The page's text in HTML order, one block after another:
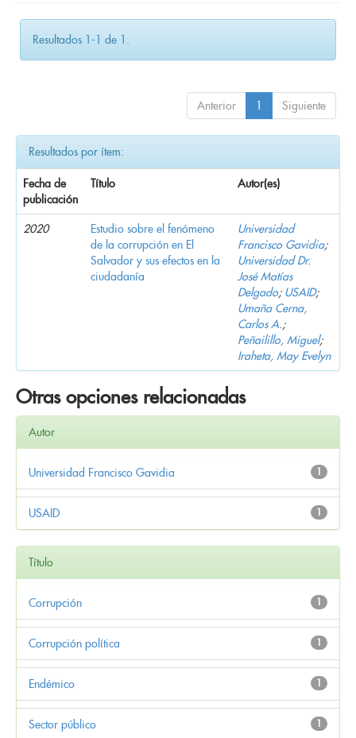
Resultados 1-1 de 1.
Anterior 1 Siguiente
Resultados por ítem:
Fecha de
publicación
Título Autor(es)
2020
Estudio sobre el fenómeno
de la corrupción en El
Salvador y sus efectos en la
ciudadanía
Universidad
Francisco Gavidia;
Universidad Dr.
José Matías
Delgado; USAID;
Umaña Cerna,
Carlos A.;
Peñailillo, Miguel;
Iraheta, May Evelyn
Otras opciones relacionadas
Autor
1
Universidad Francisco Gavidia
1
USAID
Título
1
Corrupción
1
Corrupción política
1
Endémico
1
Sector público